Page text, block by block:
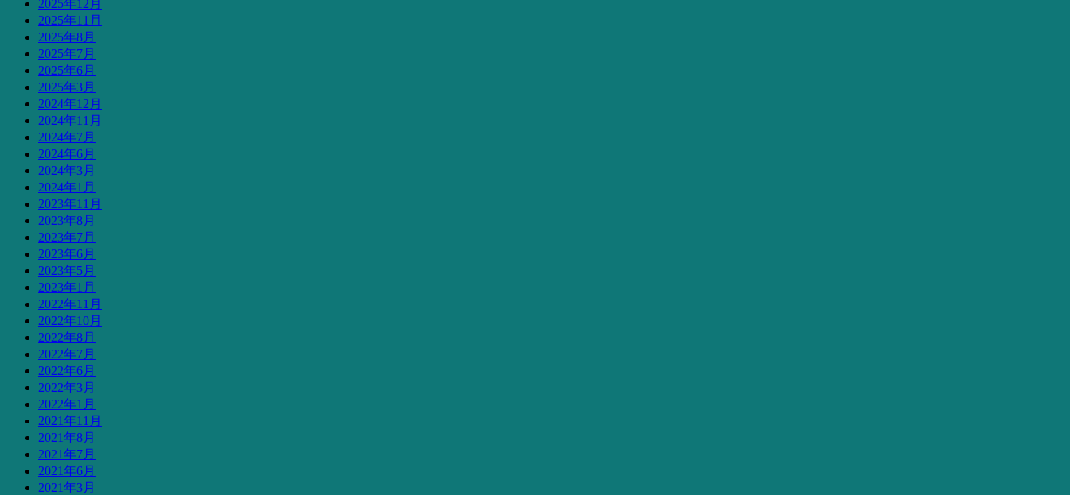
2025年12月
2025年11月
2025年8月
2025年7月
2025年6月
2025年3月
2024年12月
2024年11月
2024年7月
2024年6月
2024年3月
2024年1月
2023年11月
2023年8月
2023年7月
2023年6月
2023年5月
2023年1月
2022年11月
2022年10月
2022年8月
2022年7月
2022年6月
2022年3月
2022年1月
2021年11月
2021年8月
2021年7月
2021年6月
2021年3月